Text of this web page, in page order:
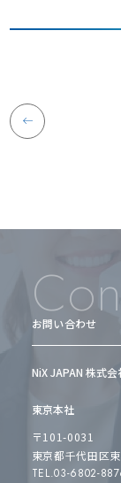
お問い合わせ
NiX JAPAN 株式
東京本社
〒101-0031
東京都千代田区
TEL.03-6802-